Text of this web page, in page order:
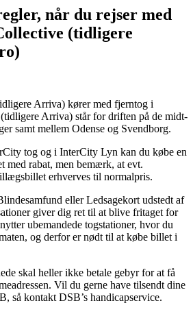
når du rejser med
(tidligere
Arriva) kører med fjerntog i
Arriva) står for driften på de midt-
samt mellem Odense og Svendborg.
tog og i InterCity Lyn kan du købe en
med rabat, men bemærk, at evt.
erhverves til normalpris.
eller Ledsagekort udstedt af
giver dig ret til at blive fritaget for
ubemandede togstationer, hvor du
og derfor er nødt til at købe billet i
skal heller ikke betale gebyr for at få
Vil du gerne have tilsendt dine
så kontakt DSB’s handicapservice.